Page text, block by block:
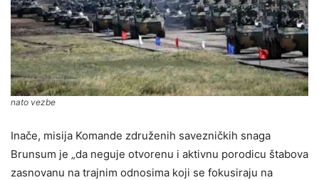
nato vezbe
Inače, misija Komande združenih savezničkih snaga
Brunsum je „da neguje otvorenu i aktivnu porodicu štabova
zasnovanu na trajnim odnosima koji se fokusiraju na